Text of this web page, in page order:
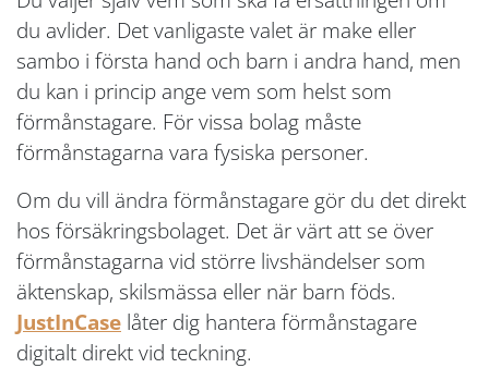
du avlider. Det vanligaste valet är make eller
sambo i första hand och barn i andra hand, men
du kan i princip ange vem som helst som
förmånstagare. För vissa bolag måste
förmånstagarna vara fysiska personer.
Om du vill ändra förmånstagare gör du det direkt
hos försäkringsbolaget. Det är värt att se över
förmånstagarna vid större livshändelser som
äktenskap, skilsmässa eller när barn föds.
JustInCase låter dig hantera förmånstagare
digitalt direkt vid teckning.